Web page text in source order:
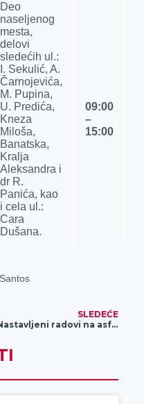
Deo
naselјenog
mesta,
delovi
sledećih ul.:
I. Sekulić, A.
Čarnojevića,
M. Pupina,
U. Predića,
Kneza
Miloša,
Banatska,
Kralјa
Aleksandra i
dr R.
Panića, kao
i cela ul.:
Cara
Dušana.
09:00
–
15:00
SLEDEĆE
Nastavljeni radovi na asfaltiranju u Zrenjaninu i naseljenim mestima